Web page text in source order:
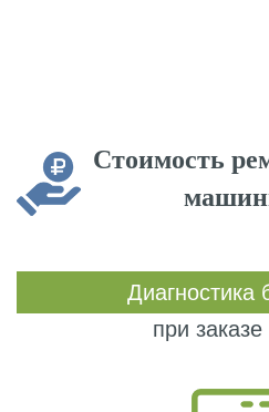
Стоимость
Диагностика
при